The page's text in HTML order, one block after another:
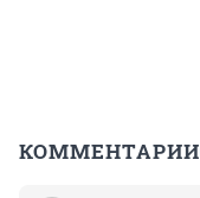
КОММЕНТАРИИ